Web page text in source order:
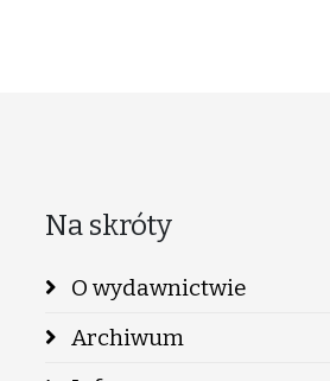
Na skróty
O wydawnictwie
Archiwum